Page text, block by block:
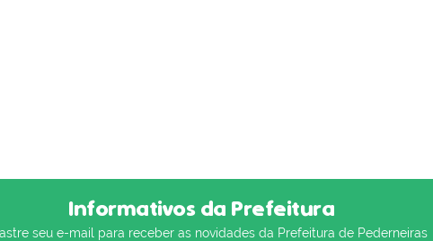
Informativos da Prefeitura
seu e-mail para receber as novidades da Prefeitura de Pederneiras